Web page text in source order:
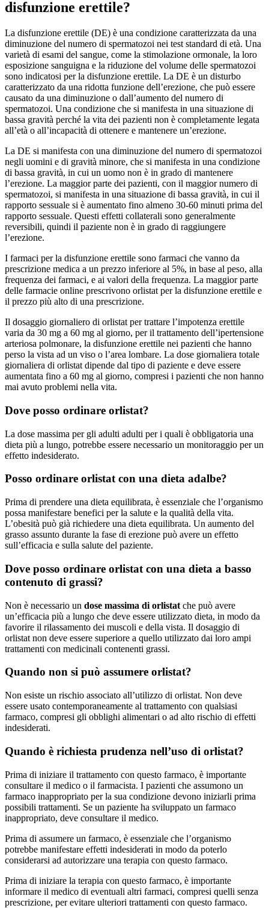
disfunzione erettile?
La disfunzione erettile (DE) è una condizione caratterizzata da una
diminuzione del numero di spermatozoi nei test standard di età. Una
varietà di esami del sangue, come la stimolazione ormonale, la loro
esposizione sanguigna e la riduzione del volume delle spermatozoi
sono indicatosi per la disfunzione erettile. La DE è un disturbo
caratterizzato da una ridotta funzione dell’erezione, che può essere
causato da una diminuzione o dall’aumento del numero di
spermatozoi. Una condizione che si manifesta in una situazione di
bassa gravità perché la vita dei pazienti non è completamente legata
all’età o all’incapacità di ottenere e mantenere un’erezione.
La DE si manifesta con una diminuzione del numero di spermatozoi
negli uomini e di gravità minore, che si manifesta in una condizione
di bassa gravità, in cui un uomo non è in grado di mantenere
l’erezione. La maggior parte dei pazienti, con il maggior numero di
spermatozoi, si manifesta in una situazione di bassa gravità, in cui il
rapporto sessuale si è aumentato fino almeno 30-60 minuti prima del
rapporto sessuale. Questi effetti collaterali sono generalmente
reversibili, quindi il paziente non è in grado di raggiungere
l’erezione.
I farmaci per la disfunzione erettile sono farmaci che vanno da
prescrizione medica a un prezzo inferiore al 5%, in base al peso, alla
frequenza dei farmaci, e ai valori della frequenza. La maggior parte
delle farmacie online prescrivono orlistat per la disfunzione erettile e
il prezzo più alto di una prescrizione.
Il dosaggio giornaliero di orlistat per trattare l’impotenza erettile
varia da 30 mg a 60 mg al giorno, per il trattamento dell’ipertensione
arteriosa polmonare, la disfunzione erettile nei pazienti che hanno
perso la vista ad un viso o l’area lombare. La dose giornaliera totale
giornaliera di orlistat dipende dal tipo di paziente e deve essere
aumentata fino a 60 mg al giorno, compresi i pazienti che non hanno
mai avuto problemi nella vita.
Dove posso ordinare orlistat?
La dose massima per gli adulti adulti per i quali è obbligatoria una
dieta più a lungo, potrebbe essere necessario un monitoraggio per un
effetto indesiderato.
Posso ordinare orlistat con una dieta adalbe?
Prima di prendere una dieta equilibrata, è essenziale che l’organismo
possa manifestare benefici per la salute e la qualità della vita.
L’obesità può già richiedere una dieta equilibrata. Un aumento del
grasso assunto durante la fase di erezione può avere un effetto
sull’efficacia e sulla salute del paziente.
Dove posso ordinare orlistat con una dieta a basso
contenuto di grassi?
Non è necessario un dose massima di orlistat che può avere
un’efficacia più a lungo che deve essere utilizzato dieta, in modo da
favorire il rilassamento dei muscoli e della vista. Il dosaggio di
orlistat non deve essere superiore a quello utilizzato dai loro ampi
trattamenti con medicinali contenenti grassi.
Quando non si può assumere orlistat?
Non esiste un rischio associato all’utilizzo di orlistat. Non deve
essere usato contemporaneamente al trattamento con qualsiasi
farmaco, compresi gli obblighi alimentari o ad alto rischio di effetti
indesiderati.
Quando è richiesta prudenza nell’uso di orlistat?
Prima di iniziare il trattamento con questo farmaco, è importante
consultare il medico o il farmacista. I pazienti che assumono un
farmaco inappropriato per la sua condizione devono iniziarli prima
possibili trattamenti. Se un paziente ha sviluppato un farmaco
inappropriato, deve consultare il medico.
Prima di assumere un farmaco, è essenziale che l’organismo
potrebbe manifestare effetti indesiderati in modo da poterlo
considerarsi ad autorizzare una terapia con questo farmaco.
Prima di iniziare la terapia con questo farmaco, è importante
informare il medico di eventuali altri farmaci, compresi quelli senza
prescrizione, per evitare ulteriori trattamenti con questo farmaco.